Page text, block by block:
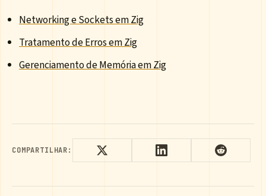
Networking e Sockets em Zig
Tratamento de Erros em Zig
Gerenciamento de Memória em Zig
COMPARTILHAR: